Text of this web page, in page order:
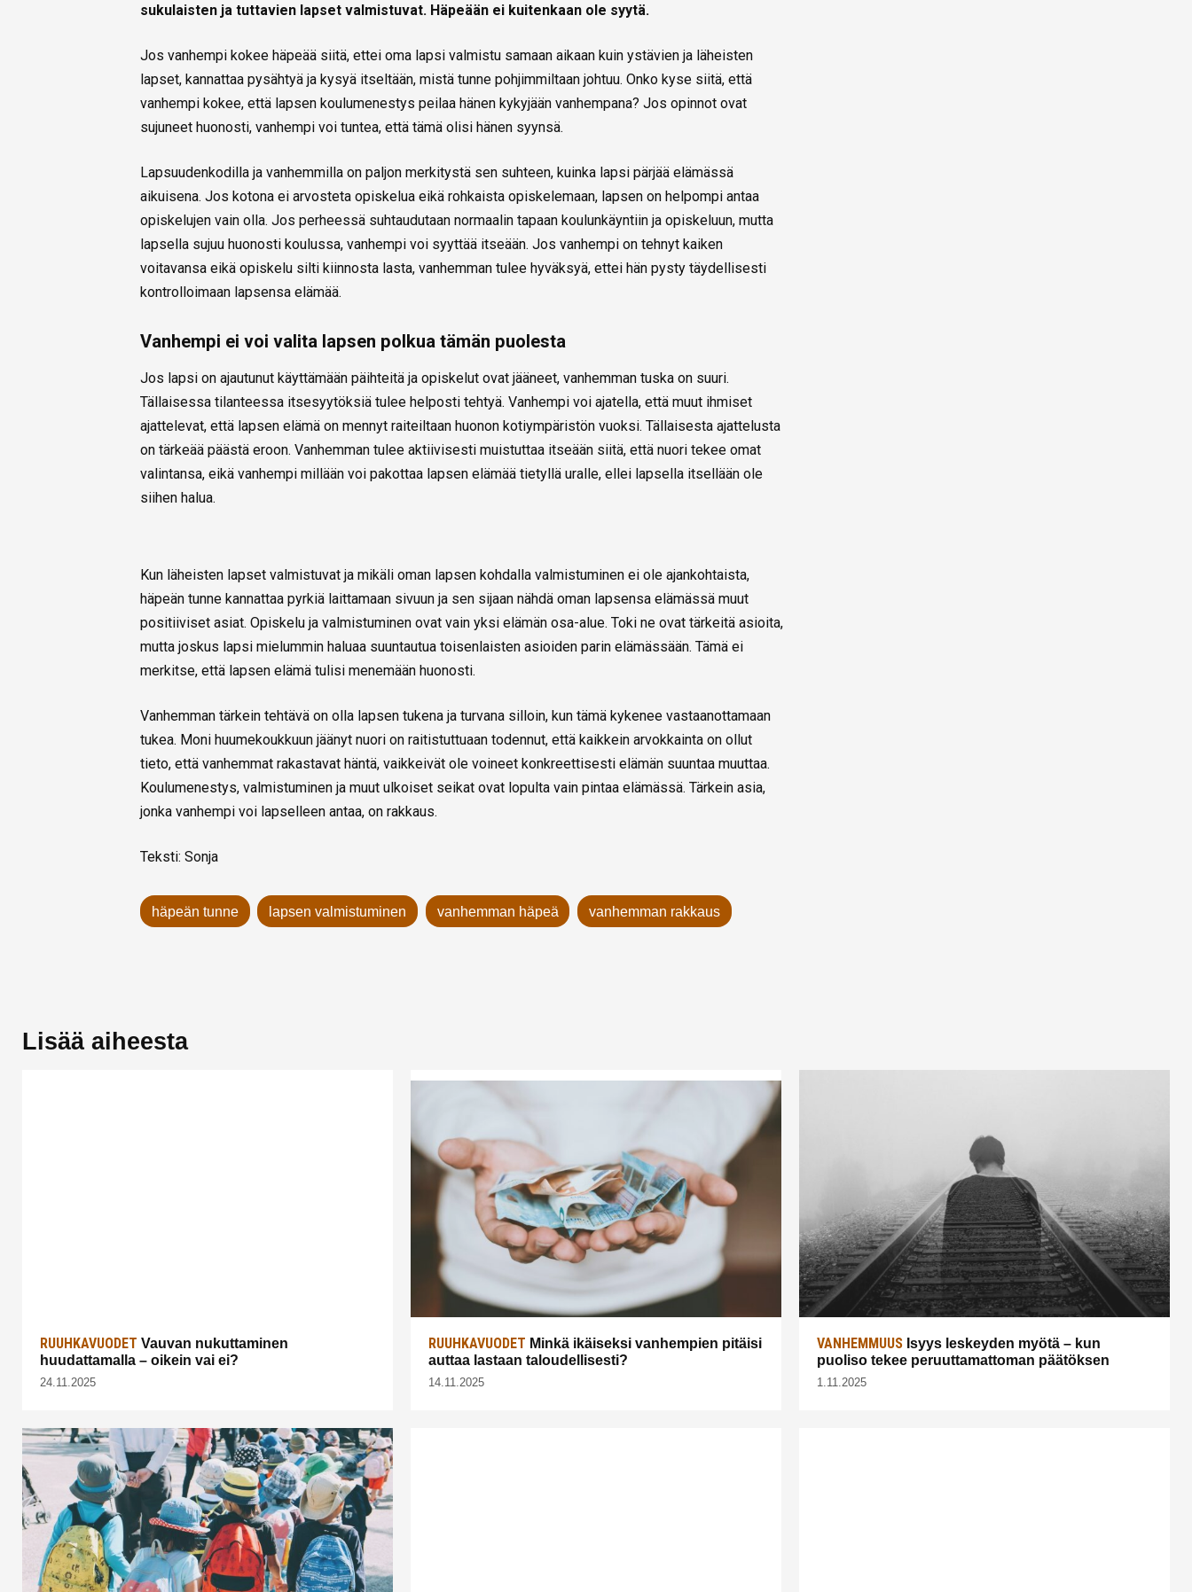
sukulaisten ja tuttavien lapset valmistuvat. Häpeään ei kuitenkaan ole syytä.
Jos vanhempi kokee häpeää siitä, ettei oma lapsi valmistu samaan aikaan kuin ystävien ja läheisten
lapset, kannattaa pysähtyä ja kysyä itseltään, mistä tunne pohjimmiltaan johtuu. Onko kyse siitä, että
vanhempi kokee, että lapsen koulumenestys peilaa hänen kykyjään vanhempana? Jos opinnot ovat
sujuneet huonosti, vanhempi voi tuntea, että tämä olisi hänen syynsä.
Lapsuudenkodilla ja vanhemmilla on paljon merkitystä sen suhteen, kuinka lapsi pärjää elämässä
aikuisena. Jos kotona ei arvosteta opiskelua eikä rohkaista opiskelemaan, lapsen on helpompi antaa
opiskelujen vain olla. Jos perheessä suhtaudutaan normaalin tapaan koulunkäyntiin ja opiskeluun, mutta
lapsella sujuu huonosti koulussa, vanhempi voi syyttää itseään. Jos vanhempi on tehnyt kaiken
voitavansa eikä opiskelu silti kiinnosta lasta, vanhemman tulee hyväksyä, ettei hän pysty täydellisesti
kontrolloimaan lapsensa elämää.
Vanhempi ei voi valita lapsen polkua tämän puolesta
Jos lapsi on ajautunut käyttämään päihteitä ja opiskelut ovat jääneet, vanhemman tuska on suuri.
Tällaisessa tilanteessa itsesyytöksiä tulee helposti tehtyä. Vanhempi voi ajatella, että muut ihmiset
ajattelevat, että lapsen elämä on mennyt raiteiltaan huonon kotiympäristön vuoksi. Tällaisesta ajattelusta
on tärkeää päästä eroon. Vanhemman tulee aktiivisesti muistuttaa itseään siitä, että nuori tekee omat
valintansa, eikä vanhempi millään voi pakottaa lapsen elämää tietyllä uralle, ellei lapsella itsellään ole
siihen halua.
Kun läheisten lapset valmistuvat ja mikäli oman lapsen kohdalla valmistuminen ei ole ajankohtaista,
häpeän tunne kannattaa pyrkiä laittamaan sivuun ja sen sijaan nähdä oman lapsensa elämässä muut
positiiviset asiat. Opiskelu ja valmistuminen ovat vain yksi elämän osa-alue. Toki ne ovat tärkeitä asioita,
mutta joskus lapsi mielummin haluaa suuntautua toisenlaisten asioiden parin elämässään. Tämä ei
merkitse, että lapsen elämä tulisi menemään huonosti.
Vanhemman tärkein tehtävä on olla lapsen tukena ja turvana silloin, kun tämä kykenee vastaanottamaan
tukea. Moni huumekoukkuun jäänyt nuori on raitistuttuaan todennut, että kaikkein arvokkainta on ollut
tieto, että vanhemmat rakastavat häntä, vaikkeivät ole voineet konkreettisesti elämän suuntaa muuttaa.
Koulumenestys, valmistuminen ja muut ulkoiset seikat ovat lopulta vain pintaa elämässä. Tärkein asia,
jonka vanhempi voi lapselleen antaa, on rakkaus.
Teksti: Sonja
häpeän tunne lapsen valmistuminen vanhemman häpeä vanhemman rakkaus
Lisää aiheesta
RUUHKAVUODET Vauvan nukuttaminen
huudattamalla – oikein vai ei?
24.11.2025
RUUHKAVUODET Minkä ikäiseksi vanhempien pitäisi
auttaa lastaan taloudellisesti?
14.11.2025
VANHEMMUUS Isyys leskeyden myötä – kun
puoliso tekee peruuttamattoman päätöksen
1.11.2025